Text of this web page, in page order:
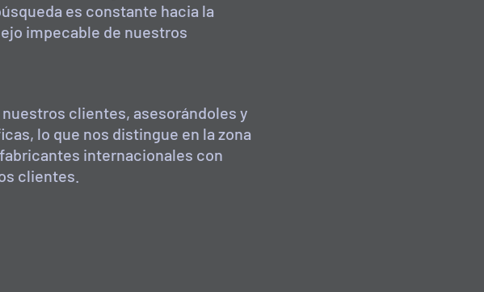
es constante hacia la
impecable de nuestros
clientes, asesorándoles y
lo que nos distingue en la zona
internacionales con
clientes.